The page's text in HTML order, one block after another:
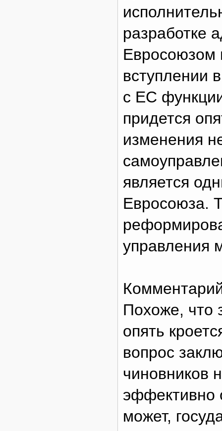
разработке
Евросоюзом
вступлении
с ЕС
придется
изменения
является
Евросоюза.
управления
Похоже, что
опять
вопрос
чиновников
эффективно
может,